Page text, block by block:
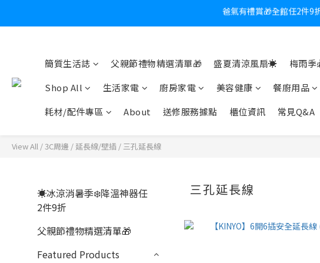
炎熱夏日救星☀️秒
簡質生活誌 父親節禮物精選清單🎁 盛夏清涼風扇☀️ 梅雨
Shop All
生活家電 廚房家電 美容健康 餐廚用品
耗材/配件專區
About 送修服務據點 櫃位資訊 常見Q&A
View All /3C周邊 / 延長線/壁插 / 三孔延長線
☀️冰涼消暑季❄️降溫神器任
2件9折
父親節禮物精選清單🎁
Featured Products
三孔延長線